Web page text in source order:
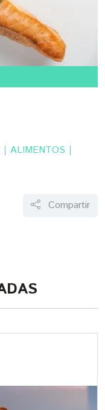
ALIMENTOS
Compartir